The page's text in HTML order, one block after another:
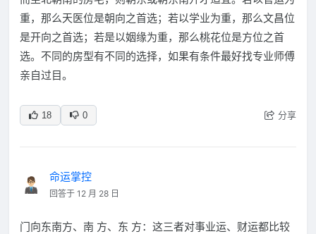
重，那么天医位是朝向之首选；若以学业为重，那么文昌位
是开向之首选；若是以姻缘为重，那么桃花位是方位之首
选。不同的房型有不同的选择，如果有条件最好找专业师傅
亲自过目。
18 0 分享
命运掌控
回答于 12 月 28 日
门向东南方、南 方、东 方：这三者对事业运、财运都比较